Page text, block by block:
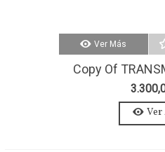
Ver Más
Copy Of
WATTS-AXON
Ver